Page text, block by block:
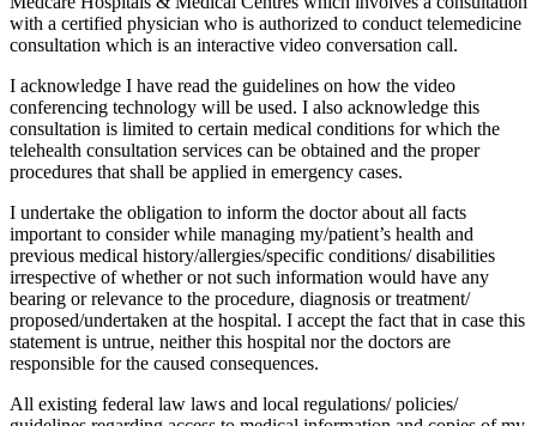
with a certified physician who is authorized to conduct telemedicine
consultation which is an interactive video conversation call.
I acknowledge I have read the guidelines on how the video
conferencing technology will be used. I also acknowledge this
consultation is limited to certain medical conditions for which the
telehealth consultation services can be obtained and the proper
procedures that shall be applied in emergency cases.
I undertake the obligation to inform the doctor about all facts
important to consider while managing my/patient’s health and
previous medical history/allergies/specific conditions/ disabilities
irrespective of whether or not such information would have any
bearing or relevance to the procedure, diagnosis or treatment/
proposed/undertaken at the hospital. I accept the fact that in case this
statement is untrue, neither this hospital nor the doctors are
responsible for the caused consequences.
All existing federal law laws and local regulations/ policies/